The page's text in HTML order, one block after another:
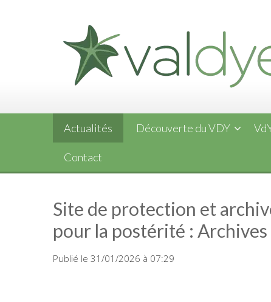
Actualités Découverte du VDY
Contact
Site de protection et
pour la postérité :
Publié le 31/01/2026 à 07:29